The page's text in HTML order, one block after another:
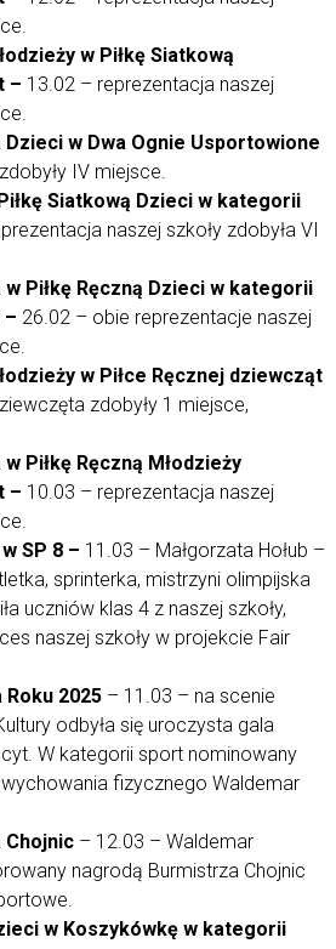
w Piłkę Siatkową
– 13.02 – reprezentacja naszej
w Dwa Ognie Usportowione
IV miejsce.
Siatkową Dzieci w kategorii
naszej szkoły zdobyła VI
Piłkę Ręczną Dzieci w kategorii
– 26.02 – obie reprezentacje naszej
w Piłce Ręcznej dziewcząt
zdobyły 1 miejsce,
Piłkę Ręczną Młodzieży
– 10.03 – reprezentacja naszej
SP 8 – 11.03 – Małgorzata Hołub –
sprinterka, mistrzyni olimpijska
uczniów klas 4 z naszej szkoły,
naszej szkoły w projekcie Fair
2025 – 11.03 – na scenie
odbyła się uroczysta gala
W kategorii sport nominowany
fizycznego Waldemar
Chojnic – 12.03 – Waldemar
nagrodą Burmistrza Chojnic
w Koszykówkę w kategorii